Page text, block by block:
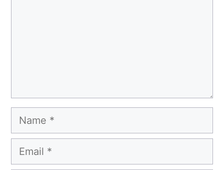
Name
Email